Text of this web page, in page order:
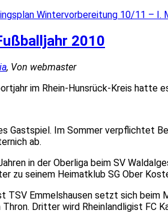
Wintervorbereitung 10/11 – I.
2010
, Von webmaster
im Rhein-Hunsrück-Kreis hatte
Gastspiel. Im Sommer verpflichtet
ab.
in der Oberliga beim SV
zu seinem Heimatklub SG Ober
TSV Emmelshausen setzt sich beim
Dritter wird Rheinlandligist FC